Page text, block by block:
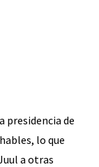
presidencia de
lo que
a otras